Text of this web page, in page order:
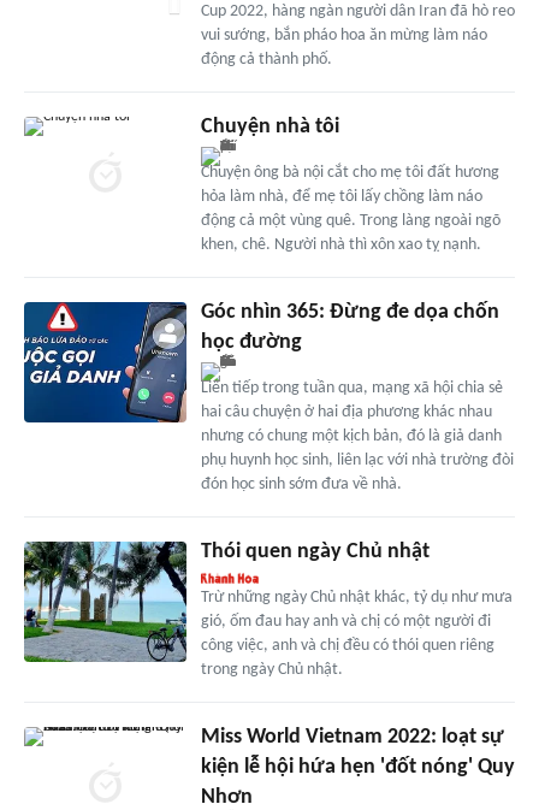
Cup 2022, hàng ngàn người dân Iran đã hò reo
vui sướng, bắn pháo hoa ăn mừng làm náo
động cả thành phố.
Chuyện nhà tôi
Chuyện ông bà nội cắt cho mẹ tôi đất hương
hỏa làm nhà, để mẹ tôi lấy chồng làm náo
động cả một vùng quê. Trong làng ngoài ngõ
khen, chê. Người nhà thì xôn xao tỵ nạnh.
Góc nhìn 365: Đừng đe dọa chốn
học đường
Liên tiếp trong tuần qua, mạng xã hội chia sẻ
hai câu chuyện ở hai địa phương khác nhau
nhưng có chung một kịch bản, đó là giả danh
phụ huynh học sinh, liên lạc với nhà trường đòi
đón học sinh sớm đưa về nhà.
Thói quen ngày Chủ nhật
Trừ những ngày Chủ nhật khác, tỷ dụ như mưa
gió, ốm đau hay anh và chị có một người đi
công việc, anh và chị đều có thói quen riêng
trong ngày Chủ nhật.
Miss World Vietnam 2022: loạt sự
kiện lễ hội hứa hẹn 'đốt nóng' Quy
Nhơn